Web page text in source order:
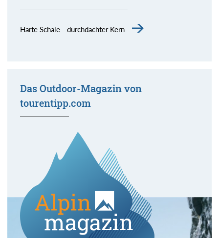
Harte Schale - durchdachter Kern
Das Outdoor-Magazin von
tourentipp.com